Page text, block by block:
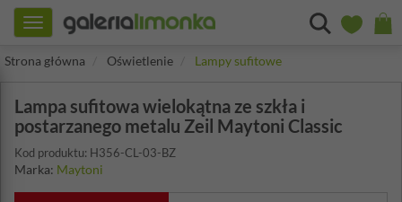
Toggle
navigation
Strona główna
Oświetlenie Lampy sufitowe
Lampa sufitowa wielokątna ze szkła i
postarzanego metalu Zeil Maytoni Classic
Kod produktu: H356-CL-03-BZ
Marka: Maytoni